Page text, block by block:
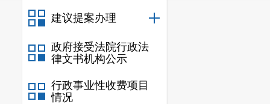
建议提案办理
政府接受法院行政法
律文书机构公示
行政事业性收费项目
情况